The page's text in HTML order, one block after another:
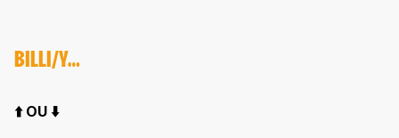
BILLI/Y…
⬆️ OU ⬇️